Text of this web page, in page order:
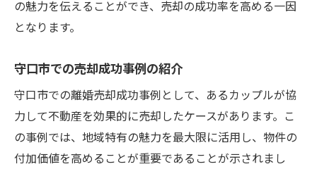
の魅力を伝えることができ、売却の成功率を高める一因
となります。
守口市での売却成功事例の紹介
守口市での離婚売却成功事例として、あるカップルが協
力して不動産を効果的に売却したケースがあります。こ
の事例では、地域特有の魅力を最大限に活用し、物件の
付加価値を高めることが重要であることが示されまし